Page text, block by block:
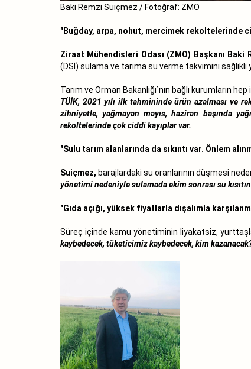
Baki Remzi Suiçmez / Fotoğraf: ZMO
"Buğday, arpa, nohut, mercimek rekoltelerinde
Ziraat Mühendisleri Odası (ZMO) Başkanı Baki
(DSİ) sulama ve tarıma su verme takvimini
Tarım ve Orman Bakanlığı`nın bağlı kurumların
TÜİK, 2021 yılı ilk tahmininde ürün azalması ve
zihniyetle, yağmayan mayıs, haziran başında
rekoltelerinde çok ciddi kayıplar var.
"Sulu tarım alanlarında da sıkıntı var. Önlem
Suiçmez, barajlardaki su oranlarının düşmesi
yönetimi nedeniyle sulamada ekim sonrası su
"Gıda açığı, yüksek fiyatlarla dışalımla
Süreç içinde kamu yönetiminin liyakatsiz,
kaybedecek, tüketicimiz kaybedecek, kim